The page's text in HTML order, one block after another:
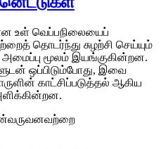
உள் வெப்பநிலையைப்
தொடர்ந்து சுழற்சி செய்யும்
அமைப்பு மூலம் இயங்குகின்றன.
ஒப்பிடும்போது, ​​இவை
காட்சிப்படுத்தல் ஆகிய